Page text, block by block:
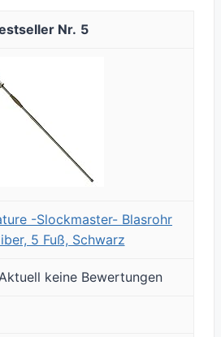
5
-Slockmaster- Blasrohr
5 Fuß, Schwarz
keine Bewertungen